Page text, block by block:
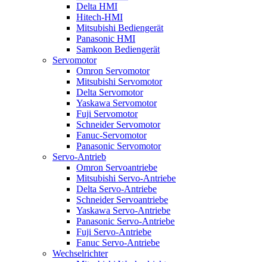
Delta HMI
Hitech-HMI
Mitsubishi Bediengerät
Panasonic HMI
Samkoon Bediengerät
Servomotor
Omron Servomotor
Mitsubishi Servomotor
Delta Servomotor
Yaskawa Servomotor
Fuji Servomotor
Schneider Servomotor
Fanuc-Servomotor
Panasonic Servomotor
Servo-Antrieb
Omron Servoantriebe
Mitsubishi Servo-Antriebe
Delta Servo-Antriebe
Schneider Servoantriebe
Yaskawa Servo-Antriebe
Panasonic Servo-Antriebe
Fuji Servo-Antriebe
Fanuc Servo-Antriebe
Wechselrichter